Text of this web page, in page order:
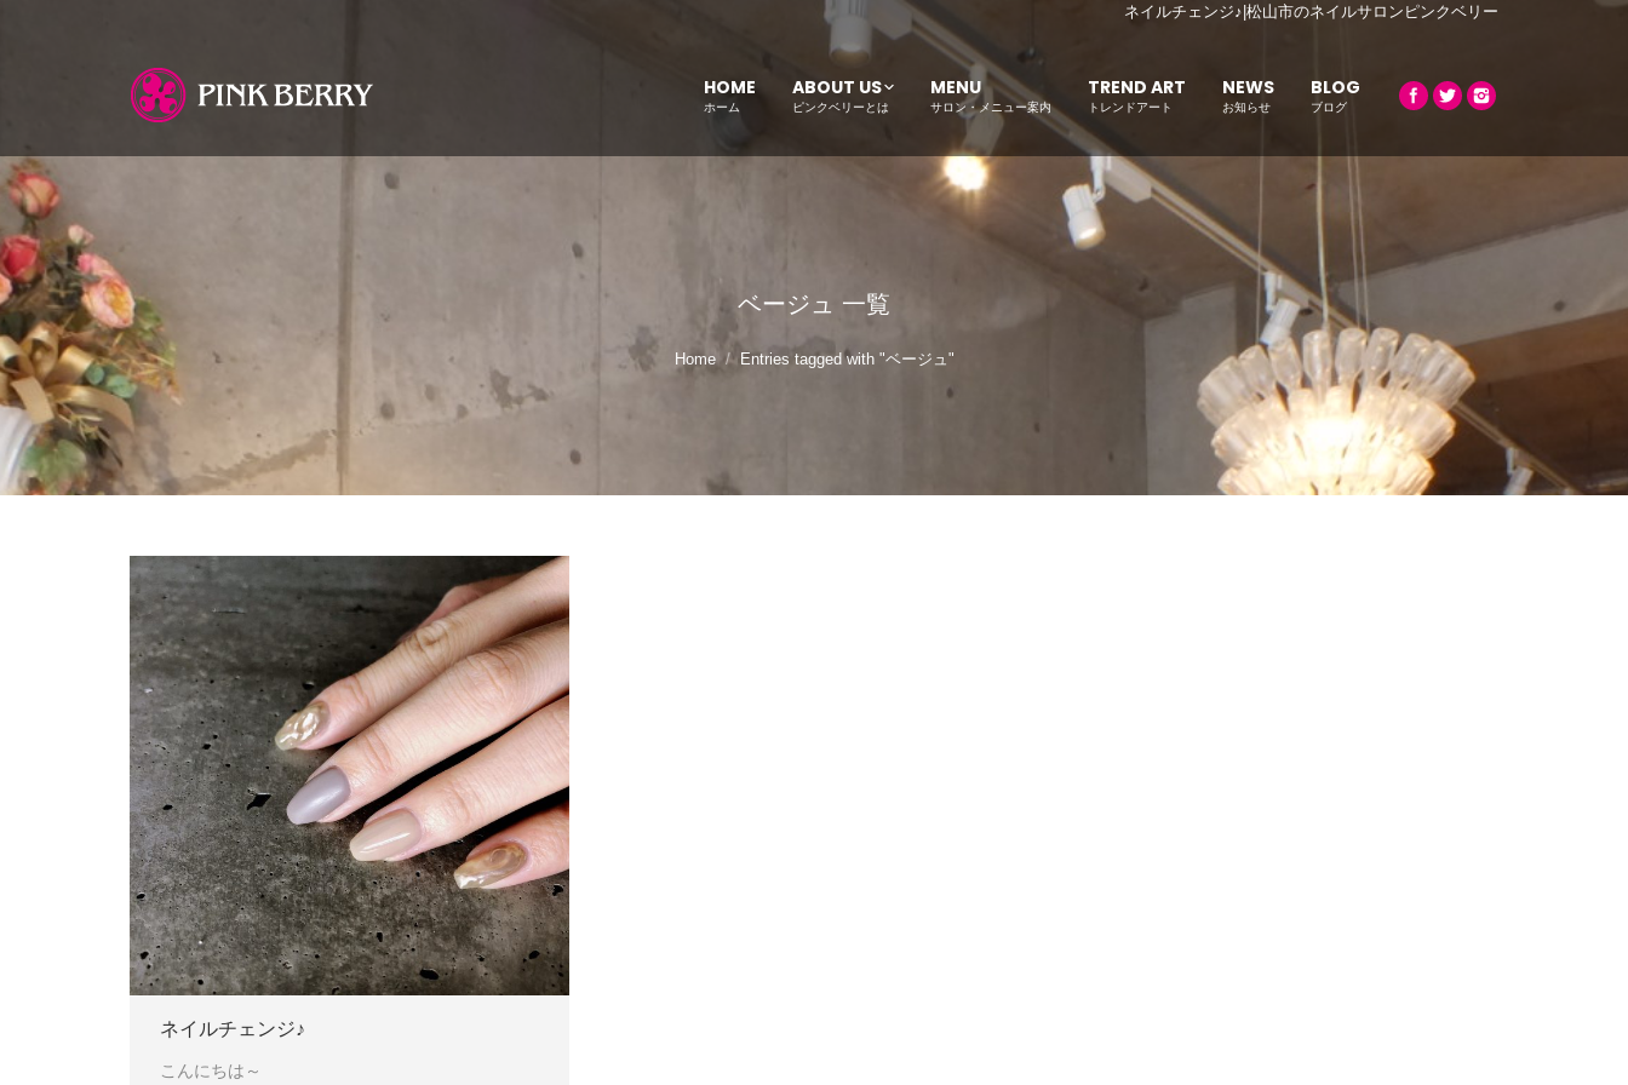
ネイルチェンジ♪|松山市のネイルサロンピンクベリー
HOME
ホーム
ABOUT US
ピンクベリーとは
MENU
サロン・メニュー案内
TREND ART
トレンドアート
NEWS
お知らせ
BLOG
ブログ
ベージュ 一覧
You are here: Home Entries tagged with "ベージュ"
ネイルチェンジ♪
こんにちは～